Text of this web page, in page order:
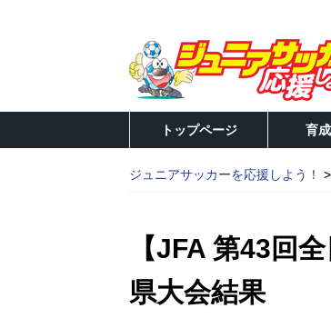
トップページ 育
ジュニアサッカーを応援しよう！
【JFA 第43回
県大会結果